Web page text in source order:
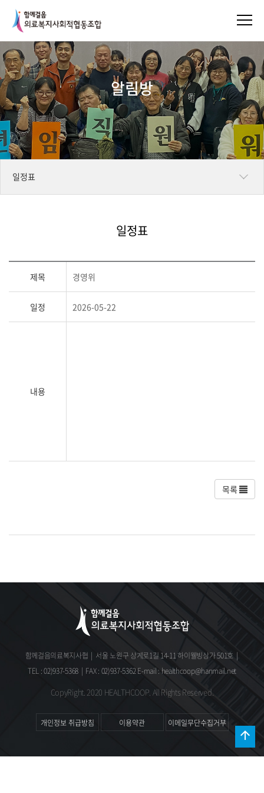
알림방
일정표
일정표
제목 경영위
일정 2026-05-22
내용
목록
함께걸음의료복지사협 | 서울 노원구 상계로1길 14-11 하이웰빙상가 501호 |
TEL : 02)937-5368 | FAX : 02)937-5362 E-mail : healthcoop@hanmail.net
CopyRight. 2020 HEALTHCOOP. All Rights Reserved.
개인정보 취급방침 이용약관 이메일무단수집거부
